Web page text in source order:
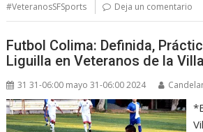
#VeteranosSFSports Deja un comentario
Futbol Colima: Definida,
Liguilla en Veteranos de la
31 31-06:00 mayo 31-06:00 2024